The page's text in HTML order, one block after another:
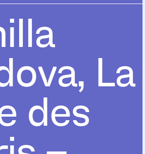
La
des